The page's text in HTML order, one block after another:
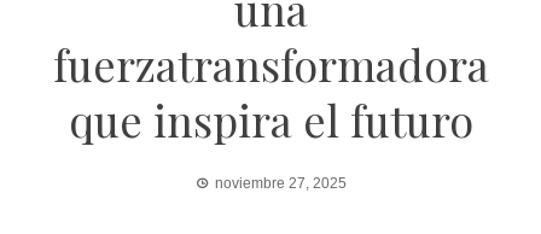
fuerzatransformadora
que inspira el futuro
noviembre 27, 2025